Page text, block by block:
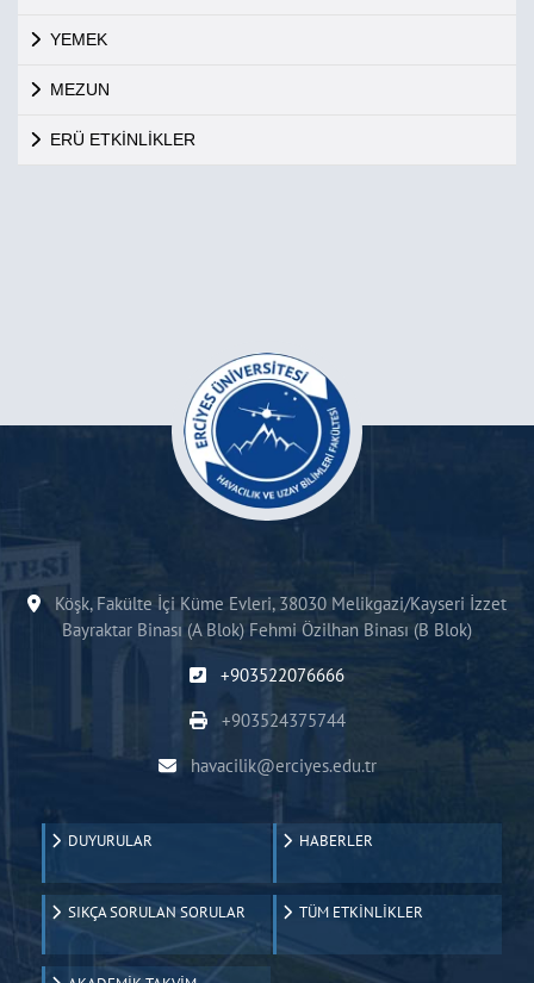
YEMEK
MEZUN
ERÜ ETKİNLİKLER
Köşk, Fakülte İçi Küme Evleri, 38030 Melikgazi/Kayseri İzzet
Bayraktar Binası (A Blok) Fehmi Özilhan Binası (B Blok)
+903522076666
+903524375744
havacilik@erciyes.edu.tr
DUYURULAR HABERLER
SIKÇA SORULAN SORULAR TÜM ETKİNLİKLER